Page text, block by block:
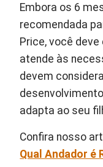
Embora os 6
recomendada
Price, você
atende às
devem
adapta ao seu
Confira nosso
Qual Andador é